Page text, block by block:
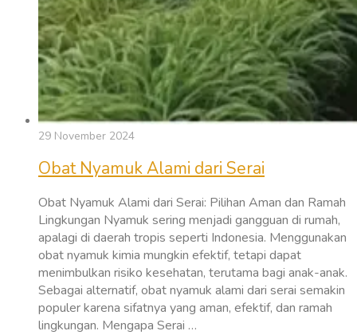
29 November 2024
Obat Nyamuk Alami dari Serai
Obat Nyamuk Alami dari Serai: Pilihan Aman dan Ramah
Lingkungan Nyamuk sering menjadi gangguan di rumah,
apalagi di daerah tropis seperti Indonesia. Menggunakan
obat nyamuk kimia mungkin efektif, tetapi dapat
menimbulkan risiko kesehatan, terutama bagi anak-anak.
Sebagai alternatif, obat nyamuk alami dari serai semakin
populer karena sifatnya yang aman, efektif, dan ramah
lingkungan. Mengapa Serai …